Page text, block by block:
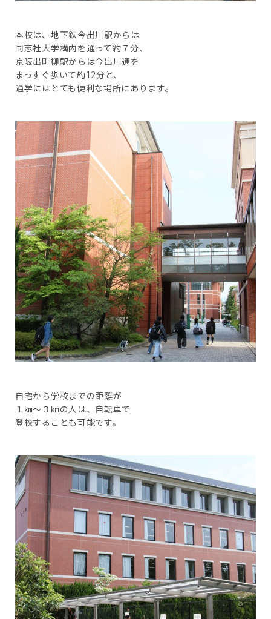
本校は、地下鉄今出川駅からは
同志社大学構内を通って約７分、
京阪出町柳駅からは今出川通を
まっすぐ歩いて約12分と、
通学にはとても便利な場所にあります。
自宅から学校までの距離が
１㎞～３㎞の人は、自転車で
登校することも可能です。